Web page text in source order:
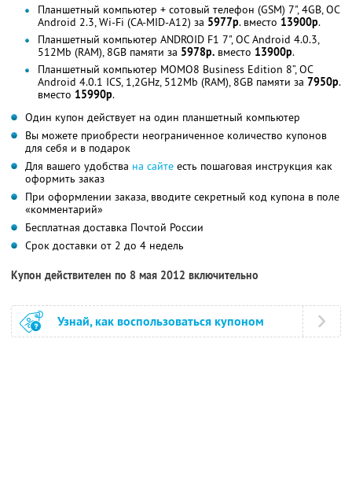
Планшетный компьютер + сотовый телефон (GSM) 7", 4GB, OC
Android 2.3, Wi-Fi (CA-MID-A12) за 5977р. вместо 13900р.
Планшетный компьютер ANDROID F1 7", ОС Android 4.0.3,
512Mb (RAM), 8GB памяти за 5978р. вместо 13900р.
Планшетный компьютер MOMO8 Business Edition 8”, ОС
Android 4.0.1 ICS, 1,2GHz, 512Mb (RAM), 8GB памяти за 7950р.
вместо 15990р.
Один купон действует на один планшетный компьютер
Вы можете приобрести неограниченное количество купонов
для себя и в подарок
Для вашего удобства на сайте есть пошаговая инструкция как
оформить заказ
При оформлении заказа, вводите секретный код купона в поле
«комментарий»
Бесплатная доставка Почтой России
Срок доставки от 2 до 4 недель
Купон действителен по 8 мая 2012 включительно
Узнай, как воспользоваться купоном